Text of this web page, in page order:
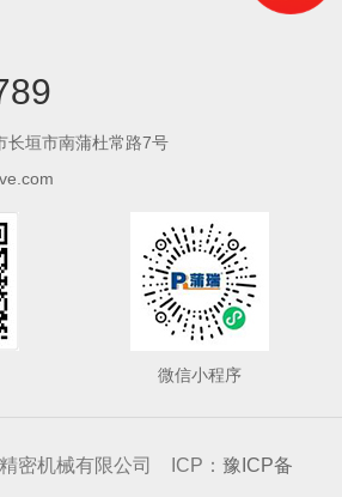
长垣市南蒲杜常路7号
微信小程序
密机械有限公司 ICP： 豫ICP备